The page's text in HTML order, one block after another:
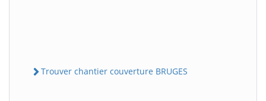
Trouver chantier couverture BRUGES